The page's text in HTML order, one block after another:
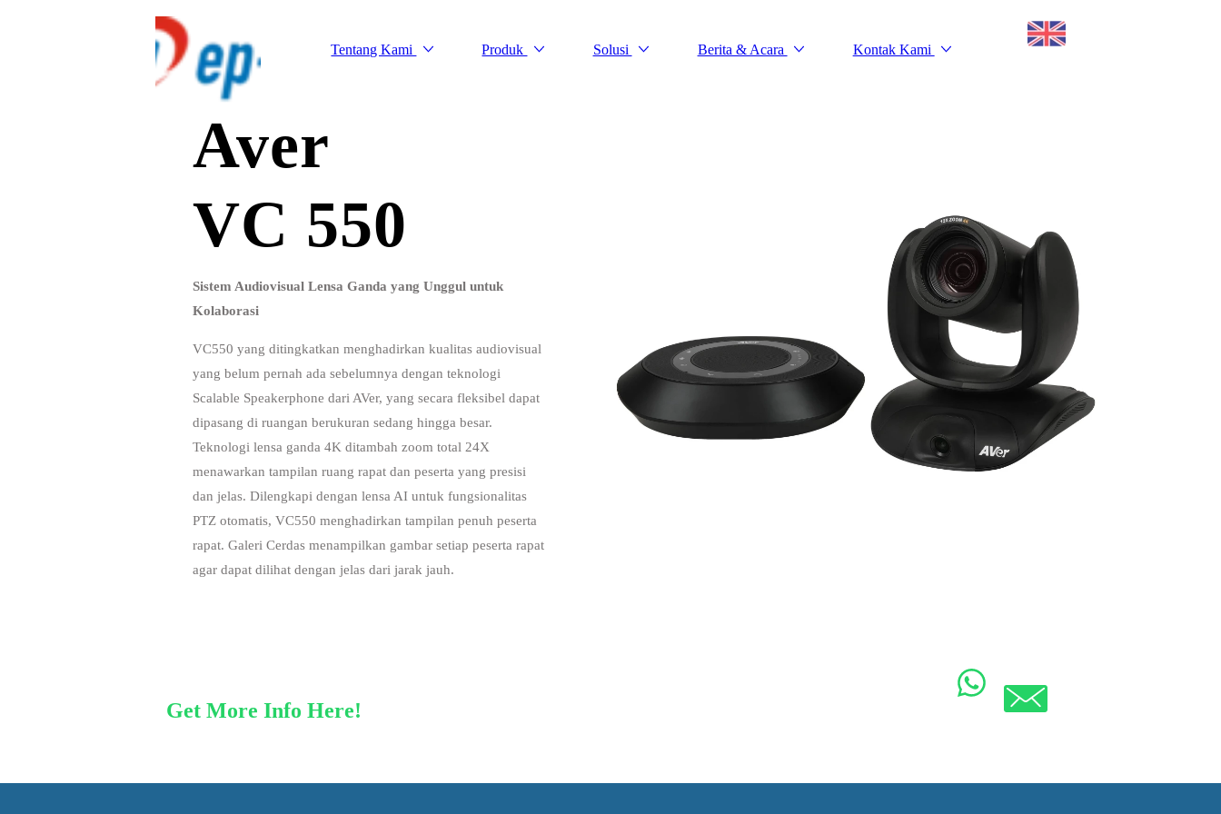
Tentang Kami Produk Solusi Berita & Acara Kontak Kami
Aver
VC 550
Sistem Audiovisual Lensa Ganda yang Unggul untuk
Kolaborasi
VC550 yang ditingkatkan menghadirkan kualitas audiovisual
yang belum pernah ada sebelumnya dengan teknologi
Scalable Speakerphone dari AVer, yang secara fleksibel dapat
dipasang di ruangan berukuran sedang hingga besar.
Teknologi lensa ganda 4K ditambah zoom total 24X
menawarkan tampilan ruang rapat dan peserta yang presisi
dan jelas. Dilengkapi dengan lensa AI untuk fungsionalitas
PTZ otomatis, VC550 menghadirkan tampilan penuh peserta
rapat. Galeri Cerdas menampilkan gambar setiap peserta rapat
agar dapat dilihat dengan jelas dari jarak jauh.
Get More Info Here!